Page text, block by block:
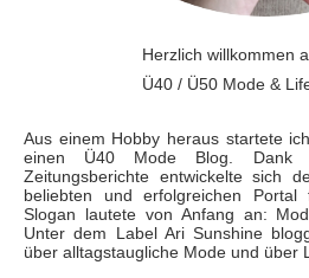
Herzlich willkommen
Ü40 / Ü50 Mode &
Aus einem Hobby heraus startete
einen Ü40 Mode Blog. Dank
Zeitungsberichte entwickelte sich
beliebten und erfolgreichen
Slogan lautete von Anfang an:
Unter dem Label Ari Sunshine
über alltagstaugliche Mode und über